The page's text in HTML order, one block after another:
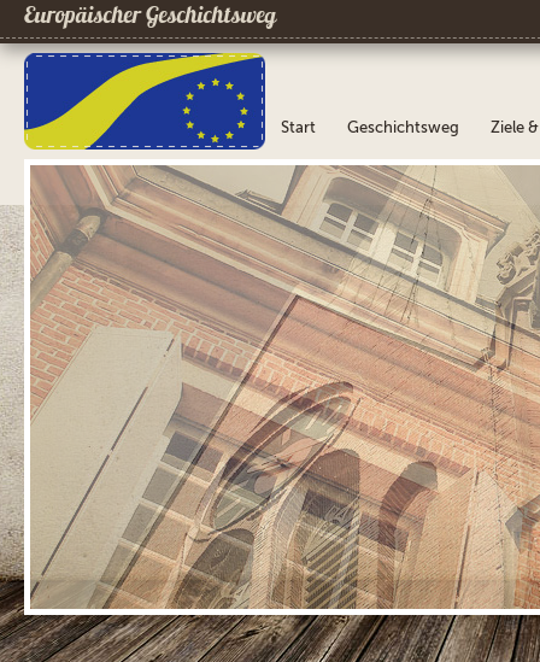
Europäischer Geschichtsweg
Start Geschichtsweg Ziele
;